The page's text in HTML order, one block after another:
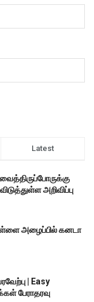
Latest
அறிவிப்பு
பிள்ளை அழைப்பில் கனடா
| Easy
பேராதரவு